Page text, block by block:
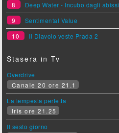
8
Deep Water - Incubo dagli abissi
9
Sentimental Value
10
Il Diavolo veste Prada 2
Stasera in Tv
Overdrive
Canale 20 ore 21.1
La tempesta perfetta
Iris ore 21.25
Il sesto giorno